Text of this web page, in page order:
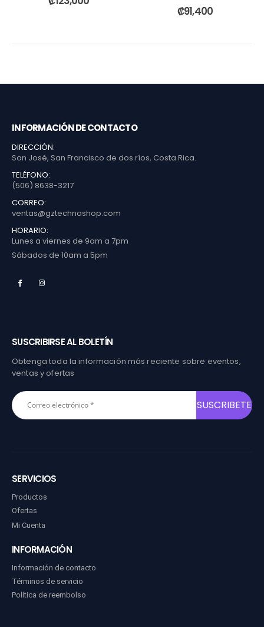
0out of 5
₡91,400
INFORMACIÓN DE CONTACTO
DIRECCIÓN:
San José, San Francisco de dos ríos, Costa Rica.
TELÉFONO:
(506) 8638-3217
CORREO:
ventas@gztechnoshop.com
HORARIO:
Lunes a viernes de 9am a 7pm
Sábados de 10am a 5pm
SUSCRIBIRSE AL BOLETÍN
Obtenga toda la información más reciente sobre eventos,
ventas y ofertas
SERVICIOS
Productos
Ofertas
Mi Cuenta
INFORMACIÓN
Información de contacto
Términos de servicio
Política de reembolso